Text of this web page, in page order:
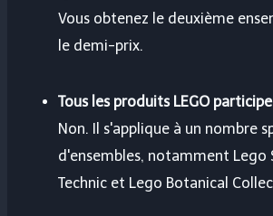
Vous obtenez le deuxième
le demi-prix.
Tous les produits LEGO
Non. Il s'applique à un nombre
d'ensembles, notamment Lego
Technic et Lego Botanical